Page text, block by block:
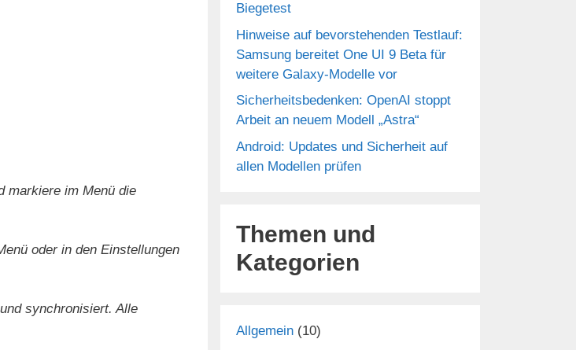
markiere im Menü die
oder in den Einstellungen
synchronisiert. Alle
Biegetest
Hinweise auf bevorstehenden Testlauf:
Samsung bereitet One UI 9 Beta für
weitere Galaxy-Modelle vor
Sicherheitsbedenken: OpenAI stoppt
Arbeit an neuem Modell „Astra“
Android: Updates und Sicherheit auf
allen Modellen prüfen
Themen und
Kategorien
Allgemein (10)